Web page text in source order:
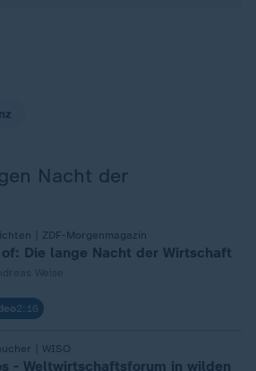
Nacht der
| ZDF-Morgenmagazin
Die lange Nacht der Wirtschaft
2:16
| WISO
- Weltwirtschaftsforum in wilden